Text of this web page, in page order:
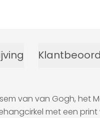
van van Gogh, het
met een